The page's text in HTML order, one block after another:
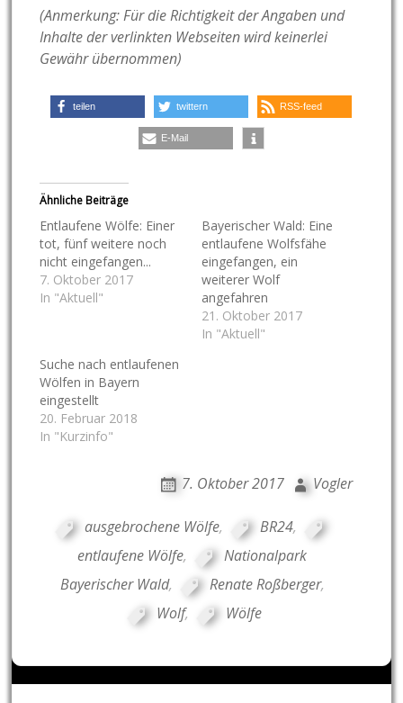
(Anmerkung: Für die Richtigkeit der Angaben und
Inhalte der verlinkten Webseiten wird keinerlei
Gewähr übernommen)
teilen twittern RSS-feed
E-Mail
Ähnliche Beiträge
Entlaufene Wölfe: Einer
tot, fünf weitere noch
nicht eingefangen...
7. Oktober 2017
In "Aktuell"
Bayerischer Wald: Eine
entlaufene Wolfsfähe
eingefangen, ein
weiterer Wolf
angefahren
21. Oktober 2017
In "Aktuell"
Suche nach entlaufenen
Wölfen in Bayern
eingestellt
20. Februar 2018
In "Kurzinfo"
7. Oktober 2017 Vogler
ausgebrochene Wölfe, BR24,
entlaufene Wölfe,
Nationalpark
Bayerischer Wald, Renate Roßberger,
Wolf, Wölfe